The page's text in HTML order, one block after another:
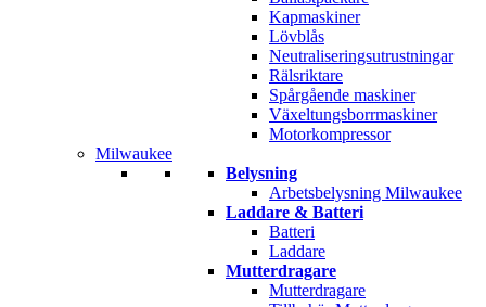
Kapmaskiner
Lövblås
Neutraliseringsutrustningar
Rälsriktare
Spårgående maskiner
Växeltungsborrmaskiner
Motorkompressor
Milwaukee
Belysning
Arbetsbelysning Milwaukee
Laddare & Batteri
Batteri
Laddare
Mutterdragare
Mutterdragare